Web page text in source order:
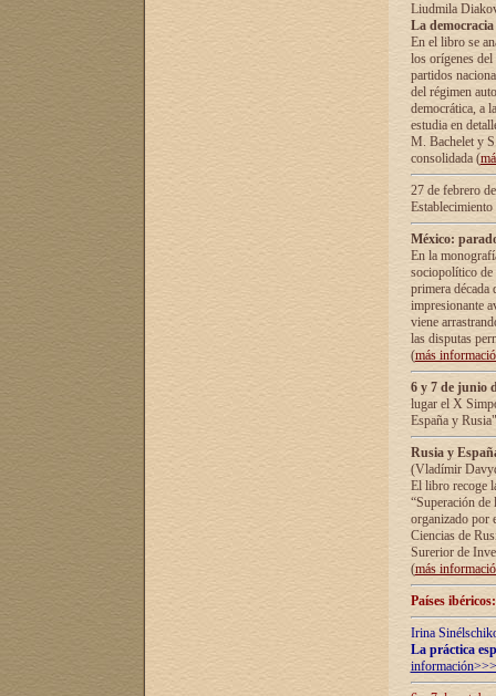
Liudmila
La
En el libro se
los orígenes
partidos
del régimen
democrática, а
estudia en
М. Bachelet у
consolidada (
27 de febrero
México:
En la
sociopolítico de
primera década
impresionante
viene
las disputas
(más
6 y 7 de junio
lugar el X
España y
Rusia y
(Vladímir
El libro recoge
“Superación
organizado por
Ciencias de
Surerior de
(más
Países
Irina
La práctica
información>>>